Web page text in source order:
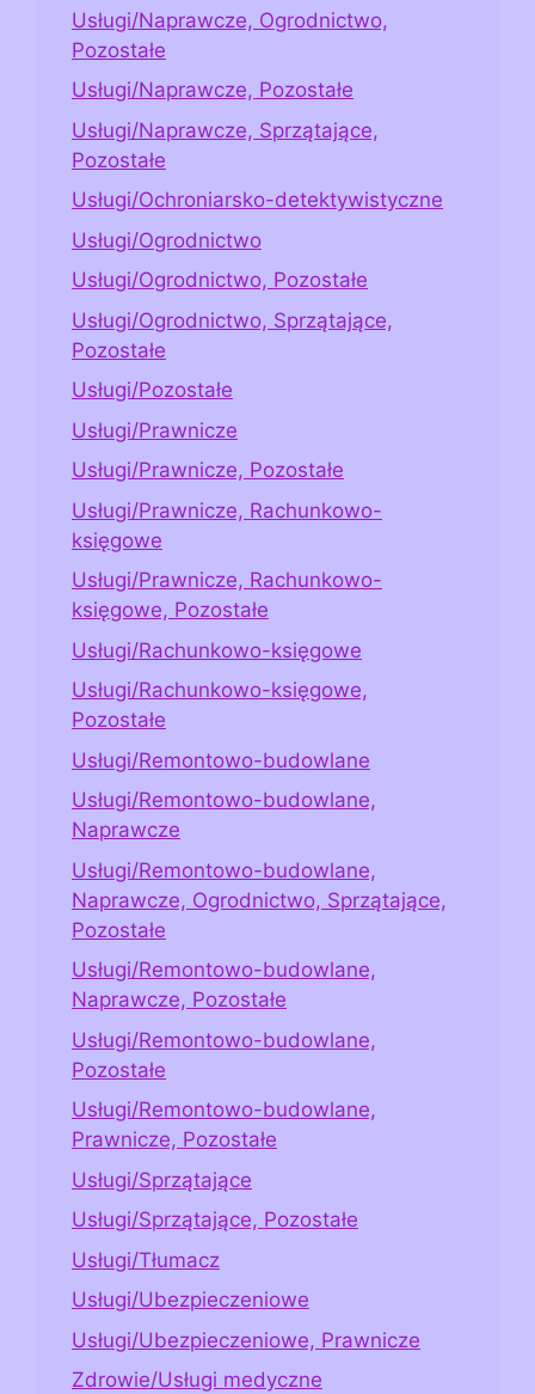
Usługi/Naprawcze, Ogrodnictwo,
Pozostałe
Usługi/Naprawcze, Pozostałe
Usługi/Naprawcze, Sprzątające,
Pozostałe
Usługi/Ochroniarsko-detektywistyczne
Usługi/Ogrodnictwo
Usługi/Ogrodnictwo, Pozostałe
Usługi/Ogrodnictwo, Sprzątające,
Pozostałe
Usługi/Pozostałe
Usługi/Prawnicze
Usługi/Prawnicze, Pozostałe
Usługi/Prawnicze, Rachunkowo-
księgowe
Usługi/Prawnicze, Rachunkowo-
księgowe, Pozostałe
Usługi/Rachunkowo-księgowe
Usługi/Rachunkowo-księgowe,
Pozostałe
Usługi/Remontowo-budowlane
Usługi/Remontowo-budowlane,
Naprawcze
Usługi/Remontowo-budowlane,
Naprawcze, Ogrodnictwo, Sprzątające,
Pozostałe
Usługi/Remontowo-budowlane,
Naprawcze, Pozostałe
Usługi/Remontowo-budowlane,
Pozostałe
Usługi/Remontowo-budowlane,
Prawnicze, Pozostałe
Usługi/Sprzątające
Usługi/Sprzątające, Pozostałe
Usługi/Tłumacz
Usługi/Ubezpieczeniowe
Usługi/Ubezpieczeniowe, Prawnicze
Zdrowie/Usługi medyczne